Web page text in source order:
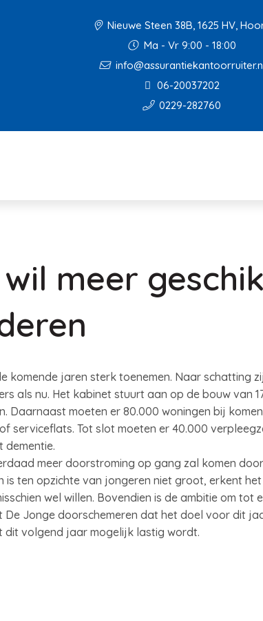
Nieuwe Steen 38B, 1625 HV,
Ma - Vr 9:00 - 18:00
06-20037202
0229-282760
meer
komende jaren sterk toenemen. Naar schatting
als nu. Het kabinet stuurt aan op de bouw van
Daarnaast moeten er 80.000 woningen bij
serviceflats. Tot slot moeten er 40.000
dementie.
meer doorstroming op gang zal komen
is ten opzichte van jongeren niet groot, erkent
wel willen. Bovendien is de ambitie om tot
De Jonge doorschemeren dat het doel voor dit
volgend jaar mogelijk lastig wordt.